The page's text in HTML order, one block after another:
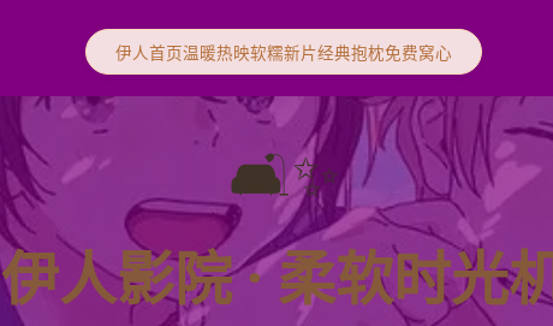
伊人首页温暖热映软糯新片经典抱枕免费窝心
🛋️✨
伊人影院 · 柔软时光